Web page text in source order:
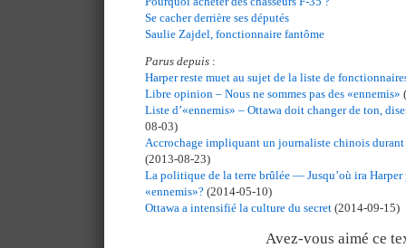
Se cacher derrière ses députés
Saulie Zajdel, fonctionnaire fantôme
Parus depuis :
Harper reste muet au sujet de la liste de
Libre opinion – Nous ne sommes pas des «ennemis»
Liste d’«ennemis» – Ottawa doit changer de ton,
08-03)
Accrochage impliquant un journaliste chinois durant
(2013-08-23)
La politique de la terre brûlée — Jusqu’où ira Harper
«ennemis»? (2014-05-10)
Ottawa a intensifié la culture du secret (2014-09-15)
Avez-vous aimé ce